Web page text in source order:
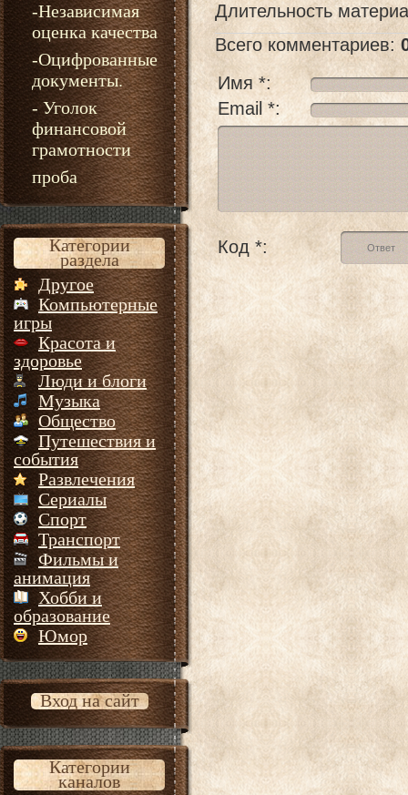
-Независимая
оценка качества
-Оцифрованные
документы.
- Уголок
финансовой
грамотности
проба
Категории
раздела
Другое
Компьютерные
игры
Красота и
здоровье
Люди и блоги
Музыка
Общество
Путешествия и
события
Развлечения
Сериалы
Спорт
Транспорт
Фильмы и
анимация
Хобби и
образование
Юмор
Вход на сайт
Категории
каналов
Длительность
Всего комментариев:
Имя *:
Email *:
Код *: